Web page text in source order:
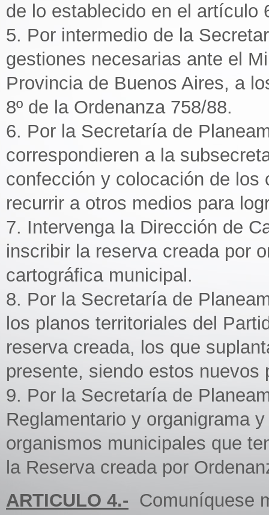
de lo establecido en el artículo
5. Por intermedio de la
gestiones necesarias ante el
Provincia de Buenos Aires, a
8º de la Ordenanza 758/88.
6. Por la Secretaría de
correspondieren a la
confección y colocación de
recurrir a otros medios para
7. Intervenga la Dirección de
inscribir la reserva creada por
cartográfica municipal.
8. Por la Secretaría de
los planos territoriales del
reserva creada, los que
presente, siendo estos nuevos
9. Por la Secretaría de
Reglamentario y organigrama
organismos municipales que
la Reserva creada por
ARTICULO 4.- Comuníquese